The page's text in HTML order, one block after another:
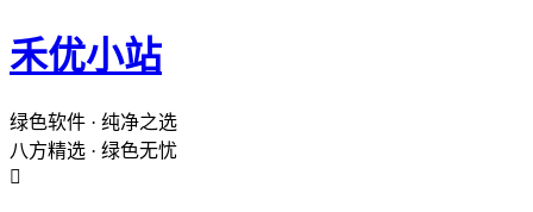
禾优小站
绿色软件 · 纯净之选
八方精选 · 绿色无忧
